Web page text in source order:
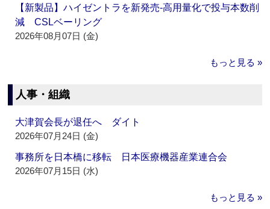
【新製品】ハイゼントラを新発売‐高用量化で投与本数削
減 CSLベーリング
2026年08月07日 (金)
もっと見る »
人事・組織
大津賀会長が退任へ ダイト
2026年07月24日 (金)
事務所を日本橋に移転 日本医療機器産業連合会
2026年07月15日 (水)
もっと見る »